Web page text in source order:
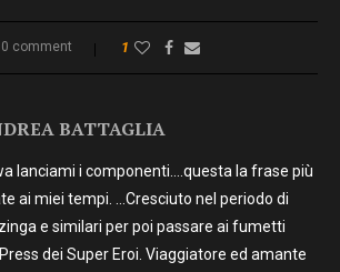
0 comment 1
BATTAGLIA
lanciami i componenti….questa la frase più
ai miei tempi. …Cresciuto nel periodo di
e similari per poi passare ai fumetti
dei Super Eroi. Viaggiatore ed amante